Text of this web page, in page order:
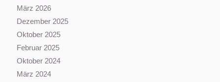
März 2026
Dezember 2025
Oktober 2025
Februar 2025
Oktober 2024
März 2024